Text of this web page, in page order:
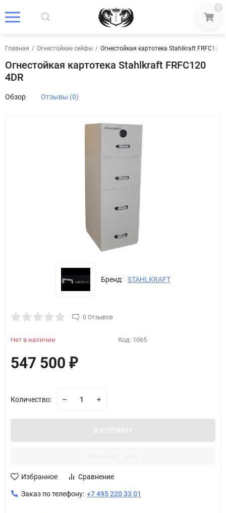
0
Главная / Огнестойкие сейфы / Огнестойкая картотека Stahlkraft FRFC120
Огнестойкая картотека Stahlkraft FRFC120
4DR
Обзор Отзывы (0)
Бренд: STAHLKRAFT
0 Отзывов
Нет в наличии Код: 1065
547 500 ₽
Количество:
В КОРЗИНУ
Избранное Сравнение
Заказ по телефону: +7 495 220 33 01